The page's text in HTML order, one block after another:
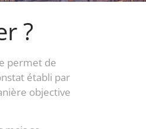
?
permet de
établi par
objective